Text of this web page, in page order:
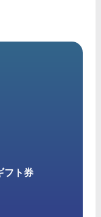
フト券